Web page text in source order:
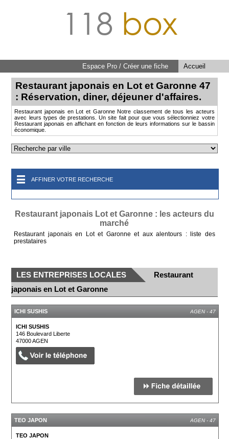
118 box
Accueil
Espace Pro / Créer une fiche
Restaurant japonais en Lot et Garonne 47
: Réservation, diner, déjeuner d'affaires.
Restaurant japonais en Lot et Garonne Notre classement de tous les acteurs
avec leurs types de prestations. Un site fait pour que vous sélectionniez votre
Restaurant japonais en affichant en fonction de leurs informations sur le bassin
économique.
AFFINER VOTRE RECHERCHE
Restaurant japonais Lot et Garonne : les acteurs du
marché
Restaurant japonais en Lot et Garonne et aux alentours : liste des
prestataires
LES ENTREPRISES LOCALES
Restaurant
japonais en Lot et Garonne
ICHI SUSHIS AGEN - 47
ICHI SUSHIS
146 Boulevard Liberte
47000AGEN
TEO JAPON AGEN - 47
TEO JAPON